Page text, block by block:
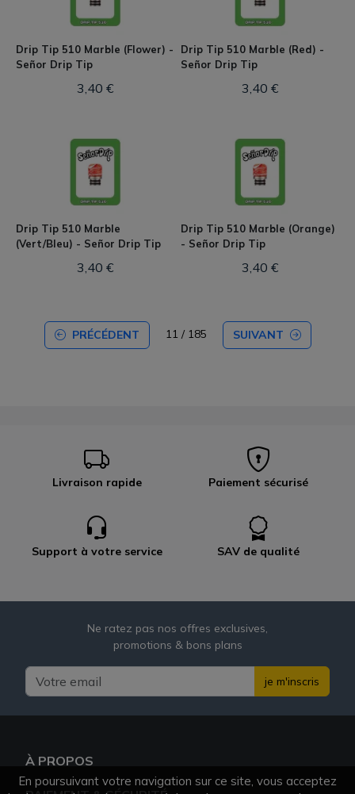
Drip Tip 510 Marble (Flower) -
Señor Drip Tip
3,40 €
Drip Tip 510 Marble (Red) -
Señor Drip Tip
3,40 €
Drip Tip 510 Marble
(Vert/Bleu) - Señor Drip Tip
3,40 €
Drip Tip 510 Marble (Orange)
- Señor Drip Tip
3,40 €
PRÉCÉDENT 11 / 185 SUIVANT
Livraison rapide Paiement sécurisé
Support à votre service SAV de qualité
Ne ratez pas nos offres exclusives,
promotions & bons plans
je m'inscris
À PROPOS
En poursuivant votre navigation sur ce site, vous acceptez